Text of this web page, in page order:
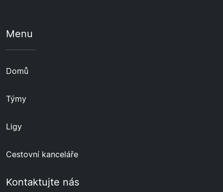
Menu
Domů
Týmy
Ligy
Cestovní kanceláře
Kontaktujte nás